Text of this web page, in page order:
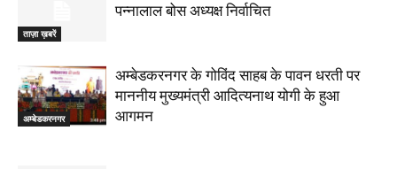
ताज़ा ख़बरें
पन्नालाल बोस अध्यक्ष निर्वाचित
अम्बेडकरनगर
अम्बेडकरनगर के गोविंद साहब के पावन धरती पर
माननीय मुख्यमंत्री आदित्यनाथ योगी के हुआ
आगमन